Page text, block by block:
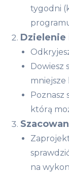
tygodni
Dowiesz
mniejsze
Poznasz
którą
na